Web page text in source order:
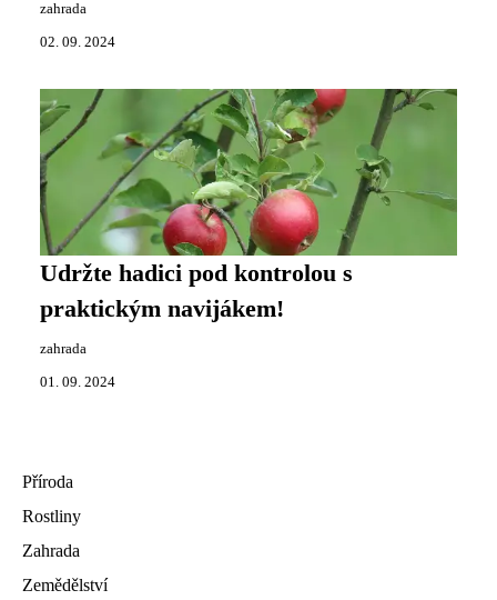
zahrada
02. 09. 2024
Udržte hadici pod kontrolou s
praktickým navijákem!
zahrada
01. 09. 2024
Příroda
Rostliny
Zahrada
Zemědělství